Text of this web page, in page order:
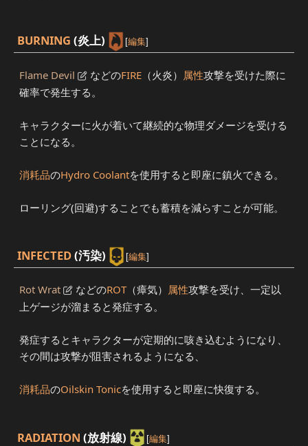
BURNING (炎上) [編集]
Flame Devil などのFIRE （火炎） 属性攻撃を受けた際に
確率で発生する。
キャラクターに火が着いて継続的な物理ダメージを受ける
ことになる。
消耗品のHydro Coolantを使用すると即座に鎮火できる。
ローリング(回避)することでも蓄積を減らすことが可能。
INFECTED(汚染) [編集]
Rot Wrat などのROT（瘴気） 属性攻撃を受け、一定以
上ゲージが溜まると発症する。
発症するとキャラクターが定期的に咳き込むようになり、
その間は攻撃が阻害されるようになる、
消耗品のOilskin Tonicを使用すると即座に快復する。
RADIATION (放射線) [編集]